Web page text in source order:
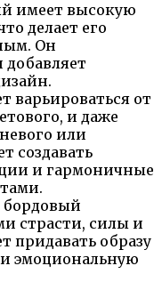
имеет высокую
делает его
Он
варьироваться от
и даже
или
создавать
и гармоничные
страсти, силы и
придавать образу
эмоциональную